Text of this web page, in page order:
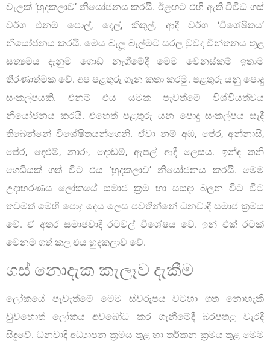
වැලක් ‘හුදකලාව’ නියෝජනය කරයි. ඊළඟට එහි ඇති විවිධ ගස්
වර්ග එනම් පොල්, දෙල්, කිතුල්, ආදී වර්ග ‘විශේෂිතය’
නියෝජනය කරයි. මෙය බැලූ බැල්මට සරල වුවද චින්තනය තුළ
සත්‍යමය දැනුම ගොඩ නැගීමේදී මෙම වෙනස්කම් ඉතාම
තීරණාත්මක වේ. අප පළතුරු ගැන කතා කරමු. පළතුරු යනු පොදු
සංකල්පයකි. එනම් එය යමක පැවත්මේ විශ්වීයත්වය
නියෝජනය කරයි. එහෙත් පළතුරු යන පොදු සංකල්පය සැදී
තිබෙන්නේ විශේෂිතයන්ගෙනි. ඒවා නම් අඹ, පේර, අන්නාසි,
පේර, දෙළුම්, නාරං, දොඩම්, ඇපල් ආදී ලෙසය. ඉන්ද තනි
ගෙඩියක් ගත් විට එය ‘හුදකලාව’ නියෝජනය කරයි. මෙම
උදාහරණය ලෝකයේ සමාජ ක්‍රම හා සසඳා බලන විට විට
තවමත් මෙහි පොදු දෙය ලෙස පවතින්නේ ධනවාදී සමාජ ක්‍රමය
වේ. ඒ අතර සමාජවාදී රටවල් විශේෂය වේ. ඉන් එක් රටක්
වෙනම ගත් කල එය හුදකලාව වේ.
ගස් නොදැක කැලෑව දැකීම
ලෝකයේ පැවැත්මේ මෙම ස්වරූපය වටහා ගත නොහැකි
වුවහොත් ලෝකය අවබෝධ කර ගැනීමේදී බරපතළ වැරදි
සිදුවේ. ධනවාදී අධ්‍යාපන ක්‍රමය තුළ හා තර්කන ක්‍රමය තුළ මෙම